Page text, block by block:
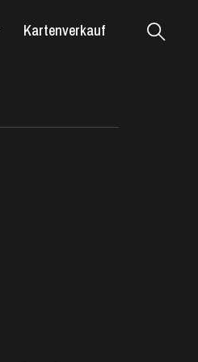
Kartenverkauf